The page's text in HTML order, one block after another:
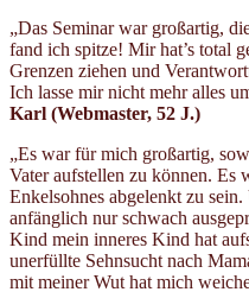
„Das Seminar war großartig,
fand ich spitze! Mir hat’s total
Grenzen ziehen und
Ich lasse mir nicht mehr alles
Karl (Webmaster, 52 J.)
„Es war für mich großartig,
Vater aufstellen zu können. Es
Enkelsohnes abgelenkt zu
anfänglich nur schwach
Kind mein inneres Kind hat
unerfüllte Sehnsucht nach
mit meiner Wut hat mich